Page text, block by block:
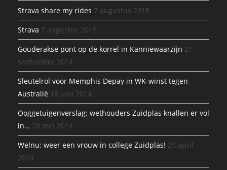
Strava share my rides 7 augustus 2015
Strava 7 augustus 2015
Gouderakse pont op de korrel in Kanniewaarzijn 21
september 2014
Sleutelrol voor Memphis Depay in WK-winst tegen
Australië 18 juni 2014
Ooggetuigenverslag: wethouders Zuidplas knallen er vol
in… 28 mei 2014
Welnu: weer een vrouw in college Zuidplas! 25 april
2014